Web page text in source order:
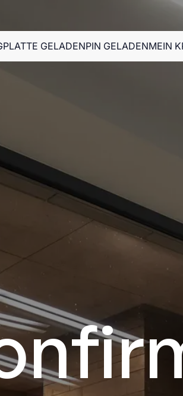
PLATTE GELADEN
PLATTE GELADEN
PIN GELADEN
MEDIZIN
MEIN
MEIN